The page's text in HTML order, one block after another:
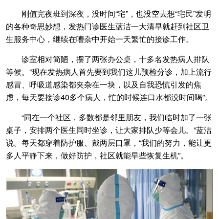
刚值完夜班到深夜，没时间“宅”，也没空去想“宅民”发明
的各种奇思妙想，发热门诊医生蓝洁一大清早就赶到社区卫
生服务中心，继续在嘈杂中开始一天繁忙的接诊工作。
诊室相对简陋，摆了两张办公桌，十多名发热病人排队
等候。“现在发热病人首先要到我们这儿预检分诊，加上流行
感冒、呼吸道感染都夹杂在一块，以及自我恐慌引发的焦
虑，每天要接诊40多个病人，忙的时候连口水都没时间喝”。
“同在一个社区，多数都是邻里朋友，我们临时加了一张
桌子，安排两个医生同时坐诊，让大家排队少等会儿。”蓝洁
说。每天都穿着防护服、戴两层口罩，“我们的努力，能让更
多人平静下来，做好防护，社区就能早些恢复生机”。